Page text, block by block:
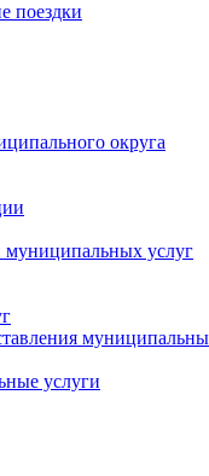
поездки
округа
муниципальных услуг
услуги